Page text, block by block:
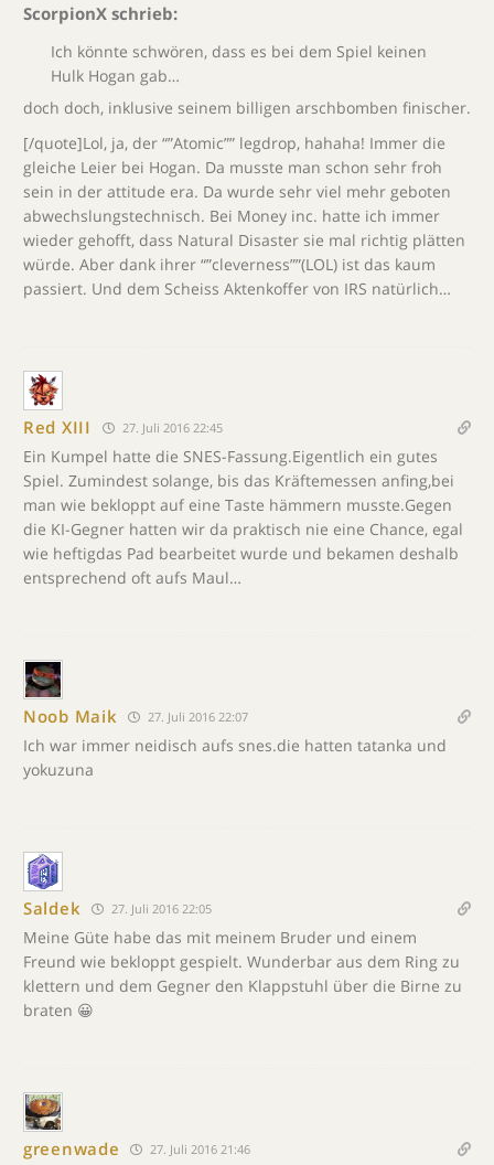
ScorpionX schrieb:
Ich könnte schwören, dass es bei dem Spiel keinen
Hulk Hogan gab…
doch doch, inklusive seinem billigen arschbomben finischer.
[/quote]Lol, ja, der “”Atomic”” legdrop, hahaha! Immer die
gleiche Leier bei Hogan. Da musste man schon sehr froh
sein in der attitude era. Da wurde sehr viel mehr geboten
abwechslungstechnisch. Bei Money inc. hatte ich immer
wieder gehofft, dass Natural Disaster sie mal richtig plätten
würde. Aber dank ihrer “”cleverness””(LOL) ist das kaum
passiert. Und dem Scheiss Aktenkoffer von IRS natürlich…
Red XIII 27. Juli 2016 22:45
Ein Kumpel hatte die SNES-Fassung.Eigentlich ein gutes
Spiel. Zumindest solange, bis das Kräftemessen anfing,bei
man wie bekloppt auf eine Taste hämmern musste.Gegen
die KI-Gegner hatten wir da praktisch nie eine Chance, egal
wie heftigdas Pad bearbeitet wurde und bekamen deshalb
entsprechend oft aufs Maul…
Noob Maik 27. Juli 2016 22:07
Ich war immer neidisch aufs snes.die hatten tatanka und
yokuzuna
Saldek 27. Juli 2016 22:05
Meine Güte habe das mit meinem Bruder und einem
Freund wie bekloppt gespielt. Wunderbar aus dem Ring zu
klettern und dem Gegner den Klappstuhl über die Birne zu
braten 😀
greenwade 27. Juli 2016 21:46